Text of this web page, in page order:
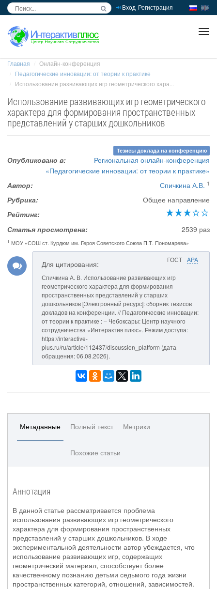
Вход Регистрация
Главная
Онлайн-конференция
Педагогические инновации: от теории к практике
Использование развивающих игр геометрического хара...
Использование развивающих игр геометрического
характера для формирования пространственных
представлений у старших дошкольников
Тезисы доклада на конференцию
Опубликовано в:
Региональная онлайн-конференция
«Педагогические инновации: от теории к практике»
Автор:
Спичкина А.В. 1
Рубрика:
Общее направление
Рейтинг:
Статья просмотрена:
2539 раз
1 МОУ «СОШ ст. Курдюм им. Героя Советского Союза П.Т. Пономарева»
ГОСТ APA
Для цитирования:
Спичкина А. В. Использование развивающих игр
геометрического характера для формирования
пространственных представлений у старших
дошкольников [Электронный ресурс]: сборник тезисов
докладов на конференции. // Педагогические инновации:
от теории к практике : – Чебоксары: Центр научного
сотрудничества «Интерактив плюс». Режим доступа:
https://interactive-
plus.ru/ru/article/112437/discussion_platform (дата
обращения: 06.08.2026).
Метаданные Полный текст Метрики
Похожие статьи
Аннотация
В данной статье рассматривается проблема
использования развивающих игр геометрического
характера для формирования пространственных
представлений у старших дошкольников. В ходе
экспериментальной деятельности автор убеждается, что
использование развивающих игр, содержащих
геометрический материал, способствует более
качественному познанию детьми седьмого года жизни
пространственных категорий, отношений, зависимостей.